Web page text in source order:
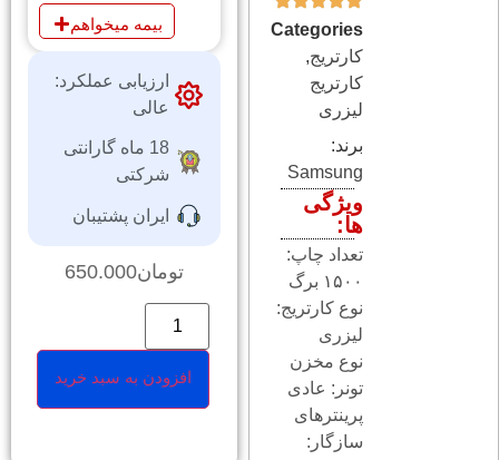
بیمه میخواهم
ارزیابی عملکرد:
عالی
18 ماه گارانتی
شرکتی
ایران پشتیبان
تومان650.000
افزودن به سبد خرید
Categories
کارتریج,
کارتریج
لیزری
برند:
Samsung
ویژگی
ها:
تعداد چاپ:
۱۵۰۰ برگ
نوع کارتریج:
لیزری
نوع مخزن
تونر: عادی
پرینترهای
سازگار: